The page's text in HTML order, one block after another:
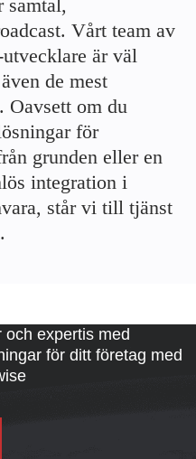
samtal,
Vårt team av
är väl
de mest
Oavsett om du
för
grunden eller en
integration i
står vi till tjänst
expertis med
för ditt företag med